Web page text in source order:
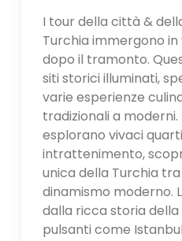
I tour della città &
Turchia immergono
dopo il tramonto.
siti storici illuminati,
varie esperienze
tradizionali a
esplorano vivaci
intrattenimento,
unica della Turchia
dinamismo moderno.
dalla ricca storia
pulsanti come